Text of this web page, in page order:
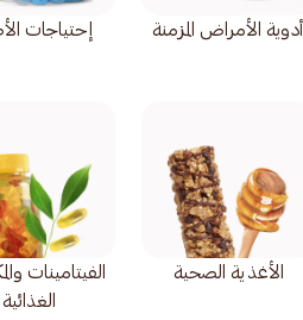
أدوية الأمراض المزمنة إحتياجات
الأغذية الصحية
الفيتامينات
الغذائية